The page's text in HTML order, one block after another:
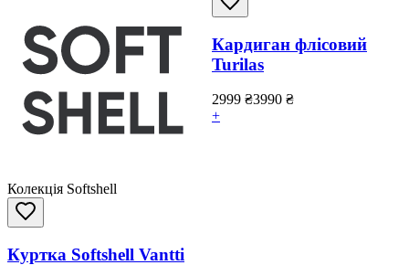
Колекція Softshell
Куртка Softshell Vantti
Кардиган флісовий
Turilas
2999 ₴3990 ₴
+